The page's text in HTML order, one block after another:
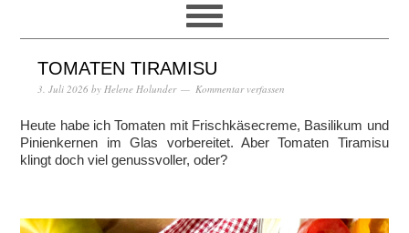
TOMATEN TIRAMISU
3. Juli 2026 by Helene Holunder Kommentar verfassen
Heute habe ich Tomaten mit Frischkäsecreme, Basilikum und
Pinienkernen im Glas vorbereitet. Aber Tomaten Tiramisu
klingt doch viel genussvoller, oder?